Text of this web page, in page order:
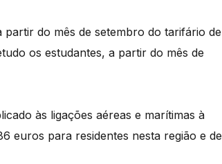
partir do mês de setembro do tarifário de
os estudantes, a partir do mês de
às ligações aéreas e marítimas à
euros para residentes nesta região e de